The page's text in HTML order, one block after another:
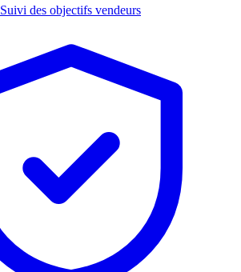
Suivi des objectifs vendeurs